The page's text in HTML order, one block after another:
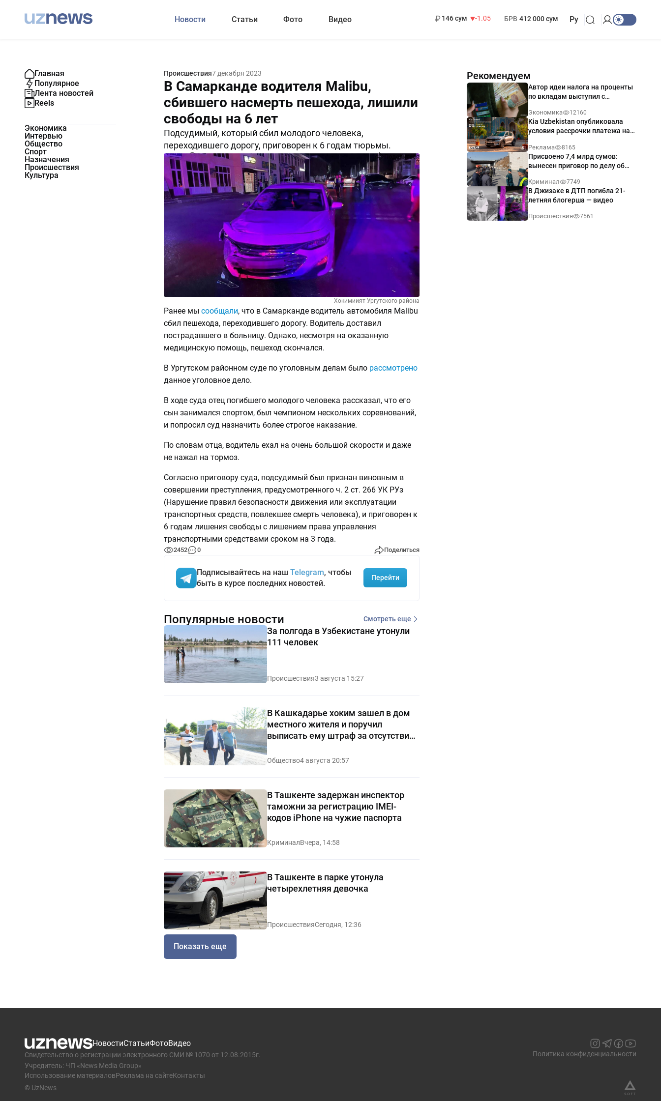
Новости Статьи Фото Видео
146 сум
-1.05
БРВ 412 000 сум Ру
Главная
Популярное
Лента новостей
Reels
Экономика
Интервью
Общество
Спорт
Назначения
Происшествия
Культура
Происшествия7 декабря 2023
В Самарканде водителя Malibu,
сбившего насмерть пешехода, лишили
свободы на 6 лет
Подсудимый, который сбил молодого человека,
переходившего дорогу, приговорен к 6 годам тюрьмы.
2452 0 Поделиться
Хокимиият Ургутского района
Ранее мы сообщали, что в Самарканде водитель автомобиля Malibu
сбил пешехода, переходившего дорогу. Водитель доставил
пострадавшего в больницу. Однако, несмотря на оказанную
медицинскую помощь, пешеход скончался.
В Ургутском районном суде по уголовным делам было рассмотрено
данное уголовное дело.
В ходе суда отец погибшего молодого человека рассказал, что его
сын занимался спортом, был чемпионом нескольких соревнований,
и попросил суд назначить более строгое наказание.
По словам отца, водитель ехал на очень большой скорости и даже
не нажал на тормоз.
Согласно приговору суда, подсудимый был признан виновным в
совершении преступления, предусмотренного ч. 2 ст. 266 УК РУз
(Нарушение правил безопасности движения или эксплуатации
транспортных средств, повлекшее смерть человека), и приговорен к
6 годам лишения свободы с лишением права управления
транспортными средствами сроком на 3 года.
2452 0 Поделиться
Подписывайтесь на наш Telegram, чтобы
быть в курсе последних новостей.
Перейти
Рекомендуем
Автор идеи налога на проценты
по вкладам выступил с
Экономика 12160
Kia Uzbekistan опубликовала
условия рассрочки платежа на
годовых
Реклама 8165
Присвоено 7,4 млрд сумов:
вынесен приговор по делу об
Ташкенте
Криминал 7749
В Джизаке в ДТП погибла 21-
летняя блогерша — видео
Происшествия 7561
Популярные новости Смотреть еще
За полгода в Узбекистане утонули
111 человек
Происшествия3 августа 15:27
В Кашкадарье хоким зашел в дом
местного жителя и поручил
выписать ему штраф за отсутствие
чистоты — видео
Общество4 августа 20:57
В Ташкенте задержан инспектор
таможни за регистрацию IMEI-
кодов iPhone на чужие паспорта
КриминалВчера, 14:58
В Ташкенте в парке утонула
четырехлетняя девочка
ПроисшествияСегодня, 12:36
Показать еще
НовостиСтатьиФотоВидео
Свидетельство о регистрации электронного СМИ № 1070 от 12.08.2015г.
Учредитель: ЧП «News Media Group»
Использование материаловРеклама на сайтеКонтакты
Политика конфиденциальности
© UzNews